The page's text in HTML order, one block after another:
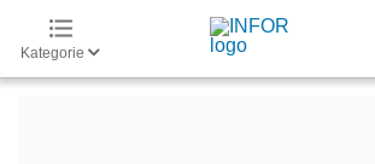
Kategorie